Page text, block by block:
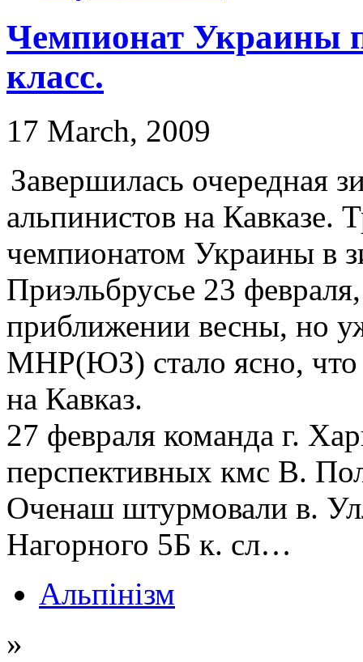
Чемпионат Украины
класс.
17 March, 2009
Завершилась очередная
альпинистов на Кавказе.
чемпионатом Украины в
Приэльбрусье 23
приближении весны, но
МНР(ЮЗ) стало ясно, что
на Кавказ.
27 февраля команда г.
перспективных кмс В.
Оченаш штурмовали в.
Нагорного 5Б к. сл…
Альпінізм
»